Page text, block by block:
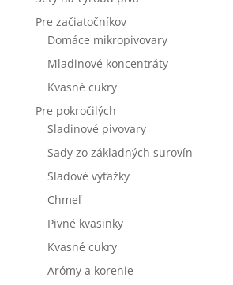
Pre začiatočníkov
Domáce mikropivovary
Mladinové koncentráty
Kvasné cukry
Pre pokročilých
Sladinové pivovary
Sady zo základných surovín
Sladové výťažky
Chmeľ
Pivné kvasinky
Kvasné cukry
Arómy a korenie